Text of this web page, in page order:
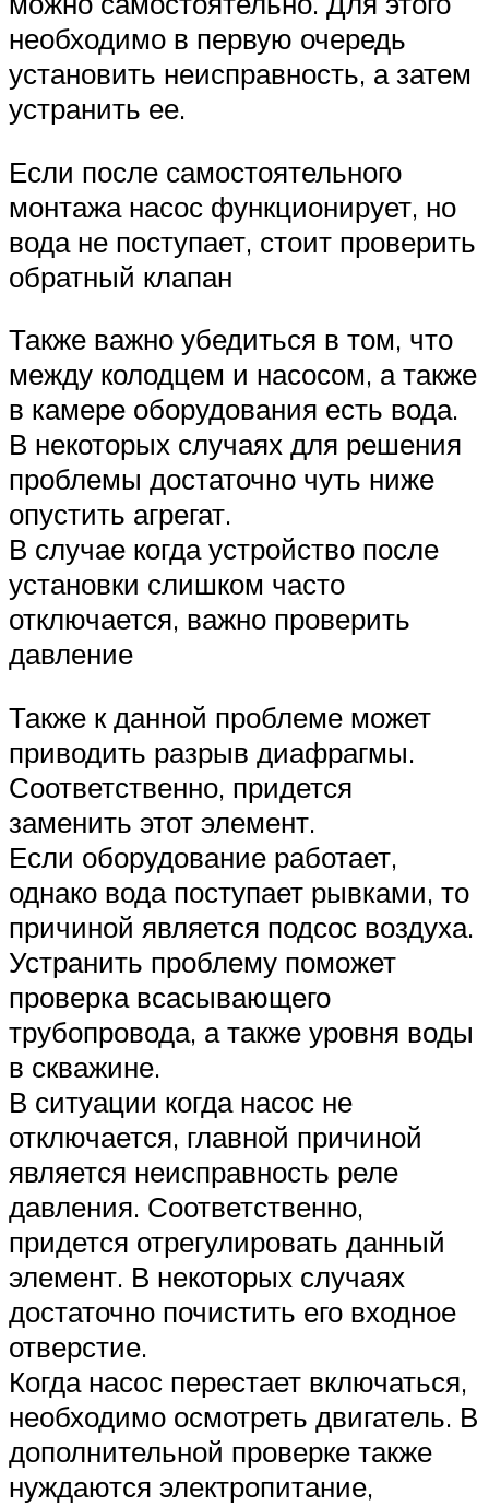
необходимо в первую очередь
установить неисправность, а затем
устранить ее.
Если после самостоятельного
монтажа насос функционирует, но
вода не поступает, стоит проверить
обратный клапан
Также важно убедиться в том, что
между колодцем и насосом, а также
в камере оборудования есть вода.
В некоторых случаях для решения
проблемы достаточно чуть ниже
опустить агрегат.
В случае когда устройство после
установки слишком часто
отключается, важно проверить
давление
Также к данной проблеме может
приводить разрыв диафрагмы.
Соответственно, придется
заменить этот элемент.
Если оборудование работает,
однако вода поступает рывками, то
причиной является подсос воздуха.
Устранить проблему поможет
проверка всасывающего
трубопровода, а также уровня воды
в скважине.
В ситуации когда насос не
отключается, главной причиной
является неисправность реле
давления. Соответственно,
придется отрегулировать данный
элемент. В некоторых случаях
достаточно почистить его входное
отверстие.
Когда насос перестает включаться,
необходимо осмотреть двигатель. В
дополнительной проверке также
нуждаются электропитание,